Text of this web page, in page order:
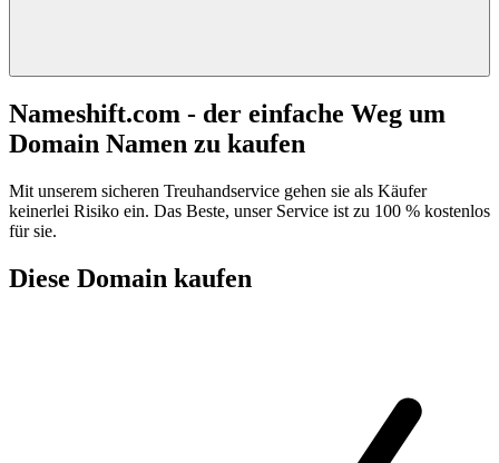
Nameshift.com - der einfache Weg um
Domain Namen zu kaufen
Mit unserem sicheren Treuhandservice gehen sie als Käufer
keinerlei Risiko ein. Das Beste, unser Service ist zu 100 % kostenlos
für sie.
Diese Domain kaufen